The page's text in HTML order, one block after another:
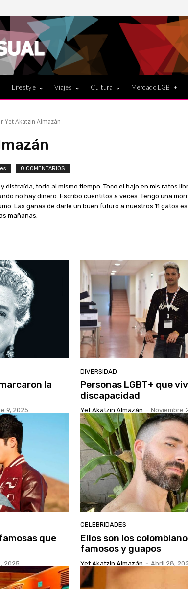
Lifestyle Viajes Cultura Mercado LGBT+
Yet Akatzin Almazán
0 COMENTARIOS
distraída, todo al mismo tiempo. Toco el bajo en mis ratos
no hay dinero. Escribo cuentitos a veces. Tengo una
Las ganas de darle un buen futuro a nuestros 11 gatos
mañanas.
la
9, 2025
DIVERSIDAD
Personas LGBT+ que
discapacidad
Yet Akatzin Almazán - Noviembre
que
2025
CELEBRIDADES
Ellos son los
famosos y guapos
Yet Akatzin Almazán - Abril 28,